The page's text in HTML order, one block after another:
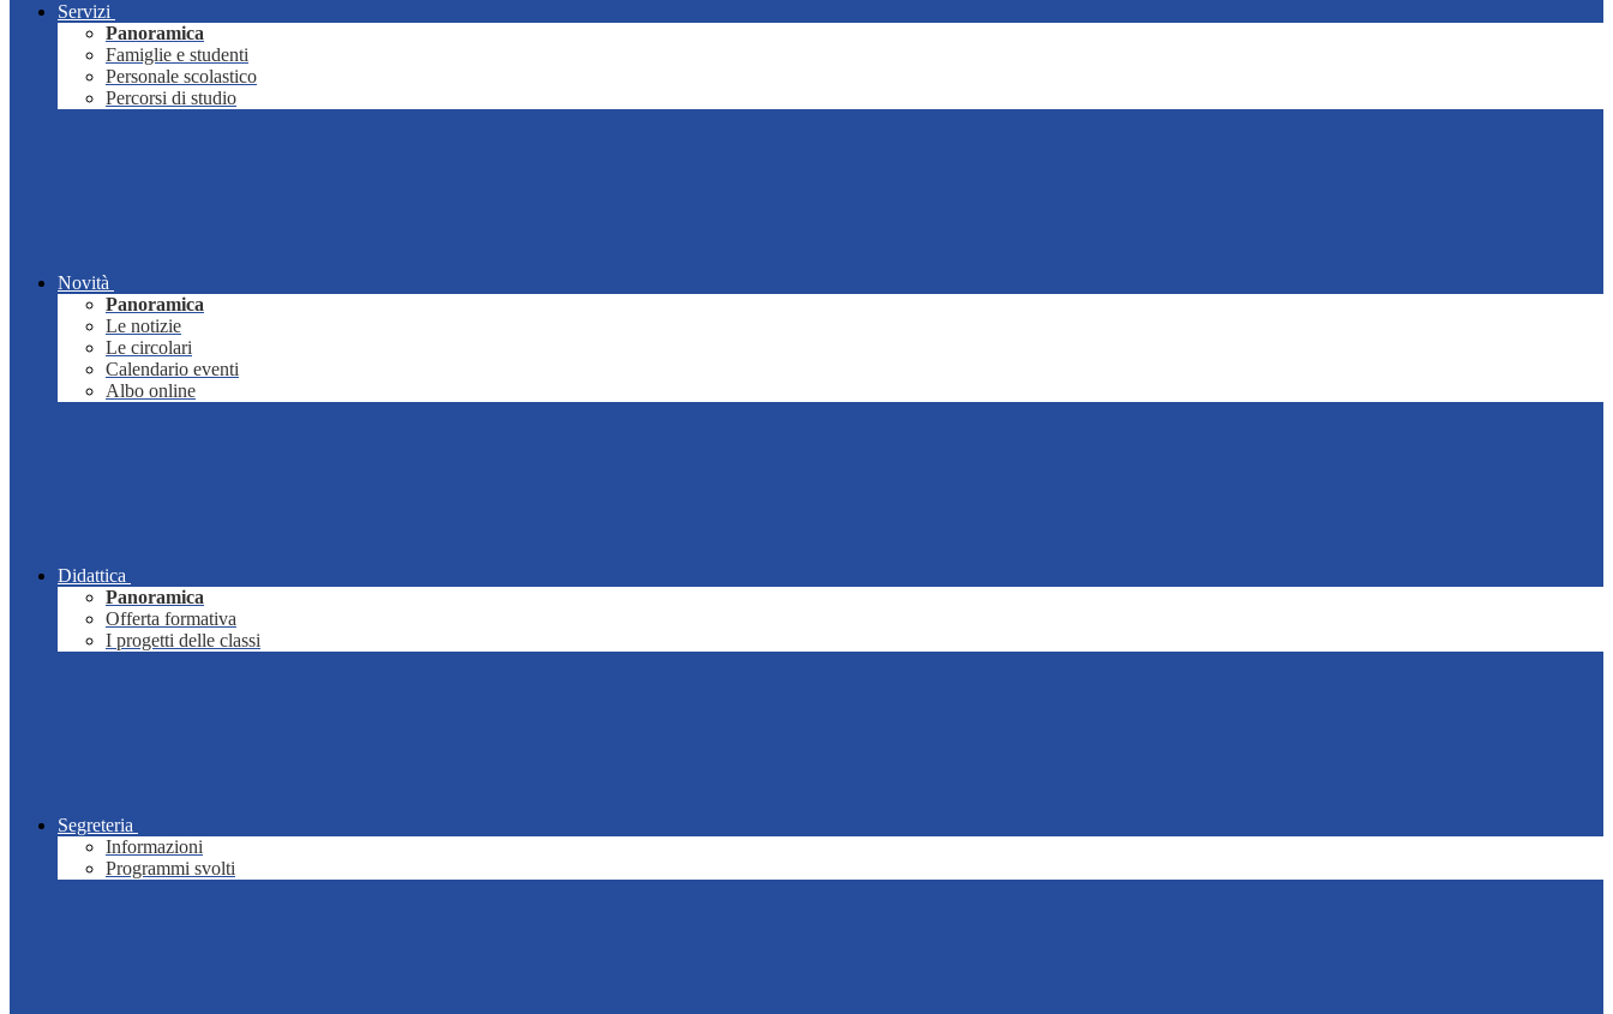
Servizi
Panoramica
Famiglie e studenti
Personale scolastico
Percorsi di studio
Novità
Panoramica
Le notizie
Le circolari
Calendario eventi
Albo online
Didattica
Panoramica
Offerta formativa
I progetti delle classi
Segreteria
Informazioni
Programmi svolti